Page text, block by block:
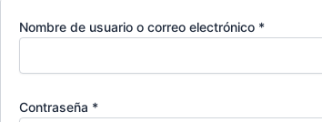
Nombre de usuario o correo electrónico *
Contraseña *